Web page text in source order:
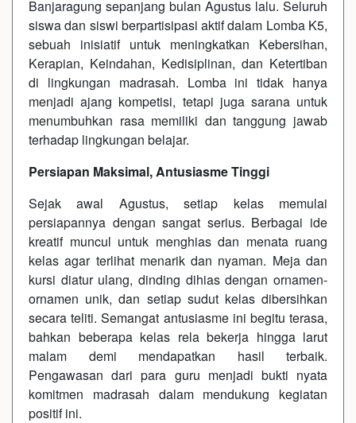
Banjaragung sepanjang bulan Agustus lalu. Seluruh
siswa dan siswi berpartisipasi aktif dalam Lomba K5,
sebuah inisiatif untuk meningkatkan Kebersihan,
Kerapian, Keindahan, Kedisiplinan, dan Ketertiban
di lingkungan madrasah. Lomba ini tidak hanya
menjadi ajang kompetisi, tetapi juga sarana untuk
menumbuhkan rasa memiliki dan tanggung jawab
terhadap lingkungan belajar.
Persiapan Maksimal, Antusiasme Tinggi
Sejak awal Agustus, setiap kelas memulai
persiapannya dengan sangat serius. Berbagai ide
kreatif muncul untuk menghias dan menata ruang
kelas agar terlihat menarik dan nyaman. Meja dan
kursi diatur ulang, dinding dihias dengan ornamen-
ornamen unik, dan setiap sudut kelas dibersihkan
secara teliti. Semangat antusiasme ini begitu terasa,
bahkan beberapa kelas rela bekerja hingga larut
malam demi mendapatkan hasil terbaik.
Pengawasan dari para guru menjadi bukti nyata
komitmen madrasah dalam mendukung kegiatan
positif ini.